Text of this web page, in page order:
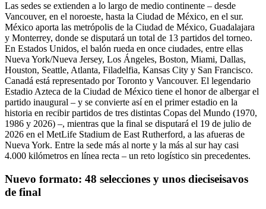
Las sedes se extienden a lo largo de medio continente – desde
Vancouver, en el noroeste, hasta la Ciudad de México, en el sur.
México aporta las metrópolis de la Ciudad de México, Guadalajara
y Monterrey, donde se disputará un total de 13 partidos del torneo.
En Estados Unidos, el balón rueda en once ciudades, entre ellas
Nueva York/Nueva Jersey, Los Ángeles, Boston, Miami, Dallas,
Houston, Seattle, Atlanta, Filadelfia, Kansas City y San Francisco.
Canadá está representado por Toronto y Vancouver. El legendario
Estadio Azteca de la Ciudad de México tiene el honor de albergar el
partido inaugural – y se convierte así en el primer estadio en la
historia en recibir partidos de tres distintas Copas del Mundo (1970,
1986 y 2026) –, mientras que la final se disputará el 19 de julio de
2026 en el MetLife Stadium de East Rutherford, a las afueras de
Nueva York. Entre la sede más al norte y la más al sur hay casi
4.000 kilómetros en línea recta – un reto logístico sin precedentes.
Nuevo formato: 48 selecciones y unos dieciseisavos
de final